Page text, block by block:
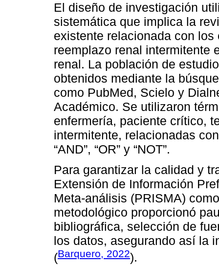
El diseño de investigación
sistemática que implica la
existente relacionada con
reemplazo renal intermitente
renal. La población de
obtenidos mediante la
como PubMed, Scielo y
Académico. Se utilizaron
enfermería, paciente crítico,
intermitente, relacionadas
“AND”, “OR” y “NOT”.
Para garantizar la calidad y
Extensión de Información
Meta-análisis (PRISMA)
metodológico proporcionó
bibliográfica, selección de
los datos, asegurando así la
(Barquero, 2022).